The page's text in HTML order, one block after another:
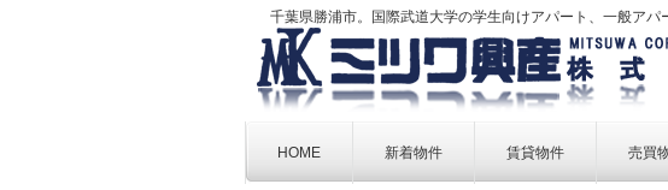
千葉県勝浦市。国際武道大学の学生向けアパート、一般ア
contentHOME 新着物件 賃貸物件 売買